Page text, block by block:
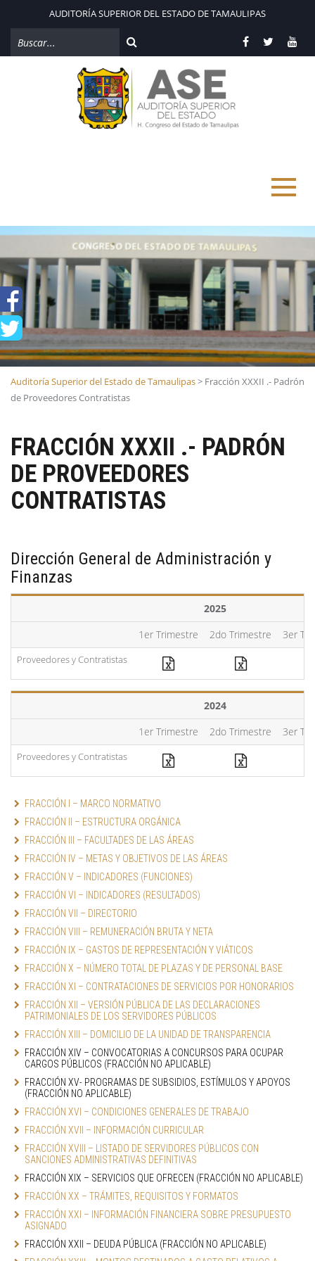
AUDITORÍA SUPERIOR DEL ESTADO DE TAMAULIPAS
Auditoría Superior del Estado de Tamaulipas> Fracción XXXII .- Padrón
de Proveedores Contratistas
FRACCIÓN XXXII .- PADRÓN
DE PROVEEDORES
CONTRATISTAS
Dirección General de Administración y
Finanzas
2025
1er Trimestre
2do Trimestre 3er
Proveedores y Contratistas
2024
1er Trimestre
2do Trimestre 3er
Proveedores y Contratistas
FRACCIÓN I – MARCO NORMATIVO
FRACCIÓN II – ESTRUCTURA ORGÁNICA
FRACCIÓN III – FACULTADES DE LAS ÁREAS
FRACCIÓN IV – METAS Y OBJETIVOS DE LAS ÁREAS
FRACCIÓN V – INDICADORES (FUNCIONES)
FRACCIÓN VI – INDICADORES (RESULTADOS)
FRACCIÓN VII – DIRECTORIO
FRACCIÓN VIII – REMUNERACIÓN BRUTA Y NETA
FRACCIÓN IX – GASTOS DE REPRESENTACIÓN Y VIÁTICOS
FRACCIÓN X – NÚMERO TOTAL DE PLAZAS Y DE PERSONAL BASE
FRACCIÓN XI – CONTRATACIONES DE SERVICIOS POR HONORARIOS
FRACCIÓN XII – VERSIÓN PÚBLICA DE LAS DECLARACIONES
PATRIMONIALES DE LOS SERVIDORES PÚBLICOS
FRACCIÓN XIII – DOMICILIO DE LA UNIDAD DE TRANSPARENCIA
FRACCIÓN XIV – CONVOCATORIAS A CONCURSOS PARA OCUPAR
CARGOS PÚBLICOS (FRACCIÓN NO APLICABLE)
FRACCIÓN XV- PROGRAMAS DE SUBSIDIOS, ESTÍMULOS Y APOYOS
(FRACCIÓN NO APLICABLE)
FRACCIÓN XVI – CONDICIONES GENERALES DE TRABAJO
FRACCIÓN XVII – INFORMACIÓN CURRICULAR
FRACCIÓN XVIII – LISTADO DE SERVIDORES PÚBLICOS CON
SANCIONES ADMINISTRATIVAS DEFINITIVAS
FRACCIÓN XIX – SERVICIOS QUE OFRECEN (FRACCIÓN NO APLICABLE)
FRACCIÓN XX – TRÁMITES, REQUISITOS Y FORMATOS
FRACCIÓN XXI – INFORMACIÓN FINANCIERA SOBRE PRESUPUESTO
ASIGNADO
FRACCIÓN XXII – DEUDA PÚBLICA (FRACCIÓN NO APLICABLE)